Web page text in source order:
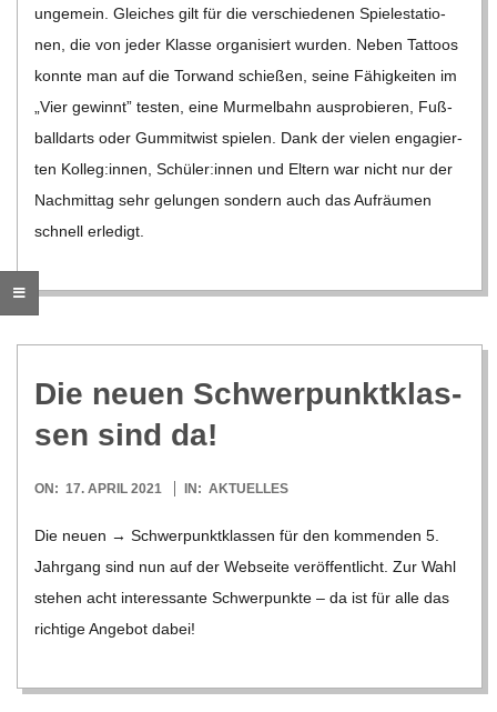
D
T
-
S
C
H
U
L
E
unge­mein. Glei­ches gilt für die ver­schie­de­nen Spie­le­sta­tio­
nen, die von jeder Klasse orga­ni­siert wur­den. Neben Tat­toos
konnte man auf die Tor­wand schie­ßen, seine Fähig­kei­ten im
„Vier gewinnt” tes­ten, eine Mur­mel­bahn aus­pro­bie­ren, Fuß­
ball­d­arts oder Gum­mi­twist spie­len. Dank der vie­len enga­gier­
ten Kolleg:innen, Schüler:innen und Eltern war nicht nur der
Nach­mit­tag sehr gelun­gen son­dern auch das Auf­räu­men
schnell erle­digt.
Die neuen Schwer­punkt­klas­
sen sind da!
2021-
ON: 17. APRIL 2021 IN: AKTUELLES
Die neuen → Schwer­punkt­klas­sen für den kom­men­den 5.
Jahr­gang sind nun auf der Web­seite ver­öf­fent­licht. Zur Wahl
ste­hen acht inter­es­sante Schwer­punkte – da ist für alle das
rich­tige Ange­bot dabei!